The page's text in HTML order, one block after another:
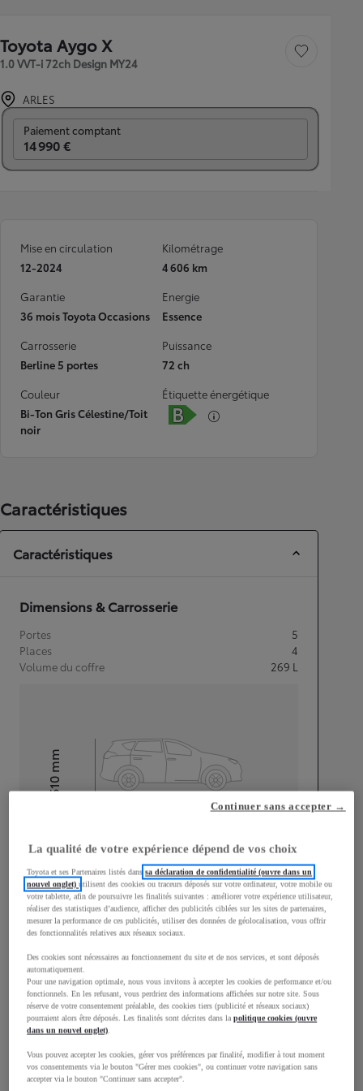
Toyota Aygo X
1.0 VVT-i 72ch Design MY24
Sauvegarder le
ARLES
Paiement comptant
14 990 €
Mise en circulation
12-2024
Kilométrage
4 606 km
Garantie
36 mois Toyota Occasions
Energie
Essence
Carrosserie
Berline 5 portes
Puissance
72 ch
Couleur
Bi-Ton Gris Célestine/Toit
noir
Étiquette énergétique
Caractéristiques
Caractéristiques
Dimensions & Carrosserie
Portes
5
Places
4
Volume du coffre
269 L
Hauteur
1 510
mm
Consommation mixte
Consommation mixte 4,8L/100 km
Émissions CO2
109g/km
La qualité de votre expérience dépend de vos choix
Toyota et ses Partenaires listés danssa déclaration de confidentialité (ouvre dans un
nouvel onglet)utilisent des cookies ou traceurs déposés sur votre ordinateur, votre mobile ou
votre tablette, afin de poursuivre les finalités suivantes : améliorer votre expérience utilisateur,
réaliser des statistiques d’audience, afficher des publicités ciblées sur les sites de partenaires,
mesurer la performance de ces publicités, utiliser des données de géolocalisation, vous offrir
des fonctionnalités relatives aux réseaux sociaux.
Des cookies sont nécessaires au fonctionnement du site et de nos services, et sont déposés
automatiquement.
Pour une navigation optimale, nous vous invitons à accepter les cookies de performance et/ou
fonctionnels. En les refusant, vous perdriez des informations affichées sur notre site. Sous
réserve de votre consentement préalable, des cookies tiers (publicité et réseaux sociaux)
pourraient alors être déposés. Les finalités sont décrites dans lapolitique cookies (ouvre
dans un nouvel onglet)
Vous pouvez accepter les cookies, gérer vos préférences par finalité, modifier à tout moment
vos consentements via le bouton "Gérer mes cookies", ou continuer votre navigation sans
accepter via le bouton "Continuer sans accepter".
Continuer sans accepter →